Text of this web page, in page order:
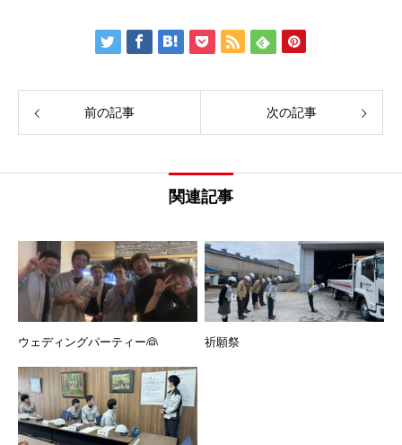
前の記事 次の記事
関連記事
ウェディングパーティー👰 祈願祭